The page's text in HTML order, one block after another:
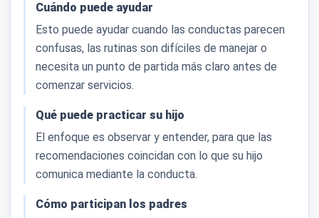
Cuándo puede ayudar
Esto puede ayudar cuando las conductas parecen
confusas, las rutinas son difíciles de manejar o
necesita un punto de partida más claro antes de
comenzar servicios.
Qué puede practicar su hijo
El enfoque es observar y entender, para que las
recomendaciones coincidan con lo que su hijo
comunica mediante la conducta.
Cómo participan los padres